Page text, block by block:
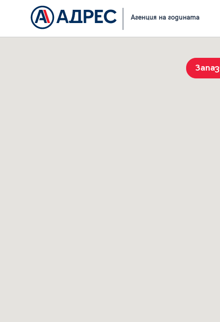
Агенция на годината
Начало Резултати от търсене